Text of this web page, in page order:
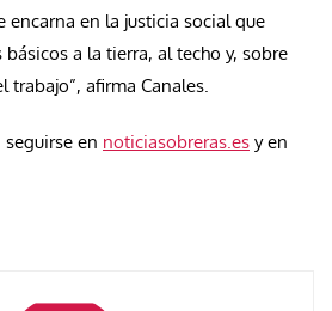
encarna en la justicia social que
a la tierra, al techo y, sobre
afirma Canales.
en noticiasobreras.es y en